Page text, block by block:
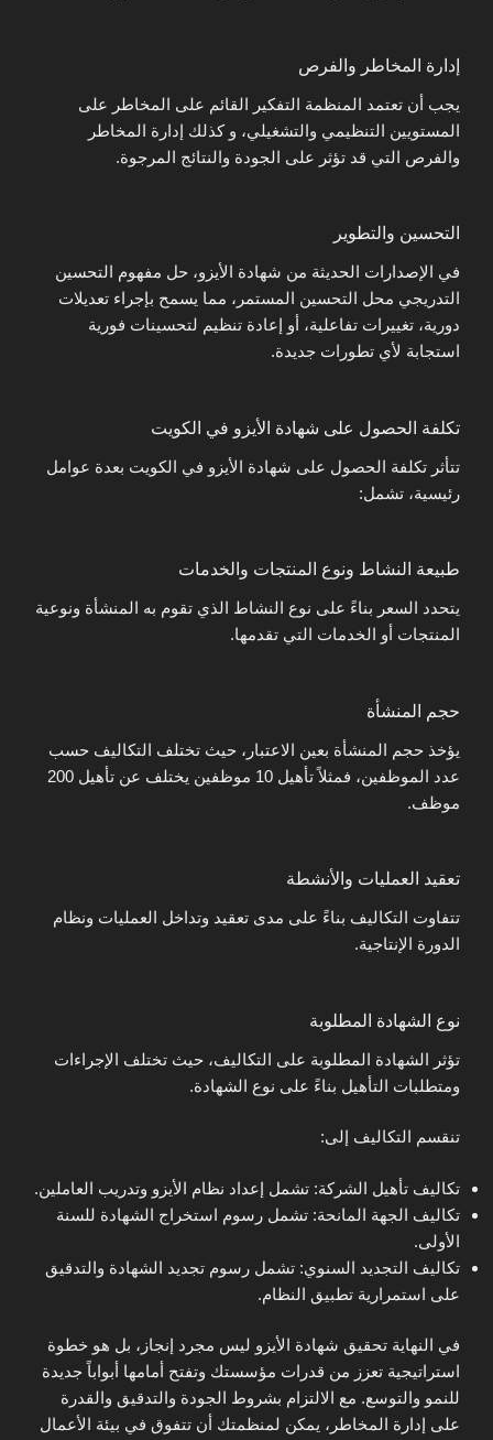
إدارة المخاطر والفرص
يجب أن تعتمد المنظمة التفكير القائم على المخاطر على
المستويين التنظيمي والتشغيلي، و كذلك إدارة المخاطر
والفرص التي قد تؤثر على الجودة والنتائج المرجوة.
التحسين والتطوير
في الإصدارات الحديثة من شهادة الأيزو، حل مفهوم التحسين
التدريجي محل التحسين المستمر، مما يسمح بإجراء تعديلات
دورية، تغييرات تفاعلية، أو إعادة تنظيم لتحسينات فورية
استجابة لأي تطورات جديدة.
تكلفة الحصول على شهادة الأيزو في الكويت
تتأثر تكلفة الحصول على شهادة الأيزو في الكويت بعدة عوامل
رئيسية، تشمل:
طبيعة النشاط ونوع المنتجات والخدمات
يتحدد السعر بناءً على نوع النشاط الذي تقوم به المنشأة ونوعية
المنتجات أو الخدمات التي تقدمها.
حجم المنشأة
يؤخذ حجم المنشأة بعين الاعتبار، حيث تختلف التكاليف حسب
عدد الموظفين، فمثلاً تأهيل 10 موظفين يختلف عن تأهيل 200
موظف.
تعقيد العمليات والأنشطة
تتفاوت التكاليف بناءً على مدى تعقيد وتداخل العمليات ونظام
الدورة الإنتاجية.
نوع الشهادة المطلوبة
تؤثر الشهادة المطلوبة على التكاليف، حيث تختلف الإجراءات
ومتطلبات التأهيل بناءً على نوع الشهادة.
تنقسم التكاليف إلى:
تكاليف تأهيل الشركة: تشمل إعداد نظام الأيزو وتدريب العاملين.
تكاليف الجهة المانحة: تشمل رسوم استخراج الشهادة للسنة
الأولى.
تكاليف التجديد السنوي: تشمل رسوم تجديد الشهادة والتدقيق
على استمرارية تطبيق النظام.
في النهاية تحقيق شهادة الأيزو ليس مجرد إنجاز، بل هو خطوة
استراتيجية تعزز من قدرات مؤسستك وتفتح أمامها أبواباً جديدة
للنمو والتوسع. مع الالتزام بشروط الجودة والتدقيق والقدرة
على إدارة المخاطر، يمكن لمنظمتك أن تتفوق في بيئة الأعمال